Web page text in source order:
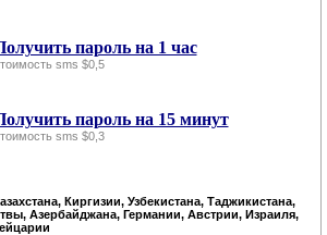
пароль на 1 час
sms $0,5
пароль на 15 минут
sms $0,3
Киргизии, Узбекистана, Таджикистана,
Азербайджана, Германии, Австрии, Израиля,